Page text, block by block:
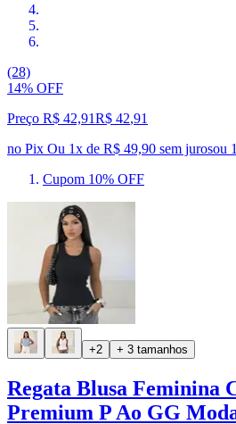
(28)
14% OFF
Preço R$ 42,91R$ 42,91
no Pix Ou 1x de R$ 49,90 sem jurosou 1
Cupom 10% OFF
+2 + 3 tamanhos
Regata Blusa Feminina
Premium P Ao GG